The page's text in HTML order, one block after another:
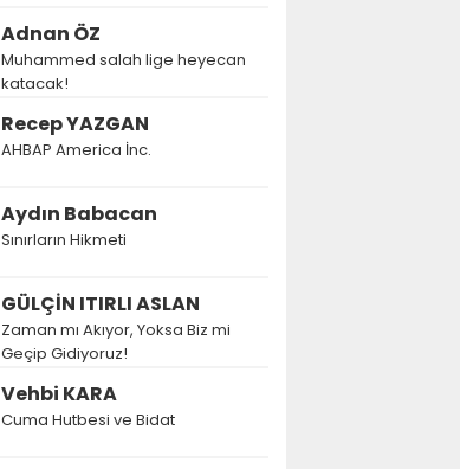
Adnan ÖZ
Muhammed salah lige heyecan
katacak!
Recep YAZGAN
AHBAP America İnc.
Aydın Babacan
Sınırların Hikmeti
GÜLÇİN ITIRLI ASLAN
Zaman mı Akıyor, Yoksa Biz mi
Geçip Gidiyoruz!
Vehbi KARA
Cuma Hutbesi ve Bidat